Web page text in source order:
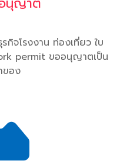
จโรงงาน ท่องเที่ยว ใบ
permit ขออนุญาตเป็น
ของ